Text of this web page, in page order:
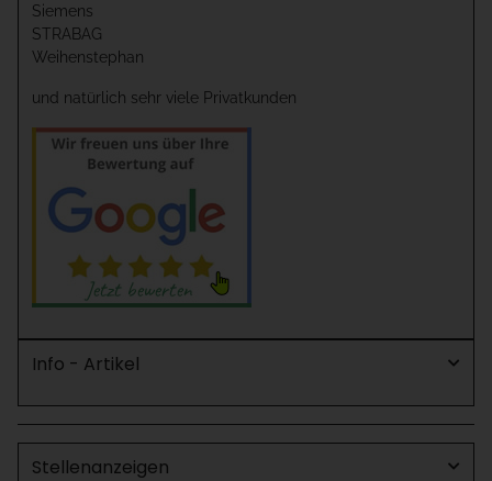
Siemens
STRABAG
Weihenstephan
und natürlich sehr viele Privatkunden
Info - Artikel
Stellenanzeigen